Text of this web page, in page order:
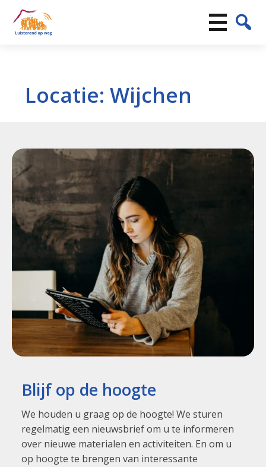
Locatie:Wijchen
Blijf op de hoogte
We houden u graag op de hoogte! We sturen
regelmatig een nieuwsbrief om u te informeren
over nieuwe materialen en activiteiten. En om u
op hoogte te brengen van interessante